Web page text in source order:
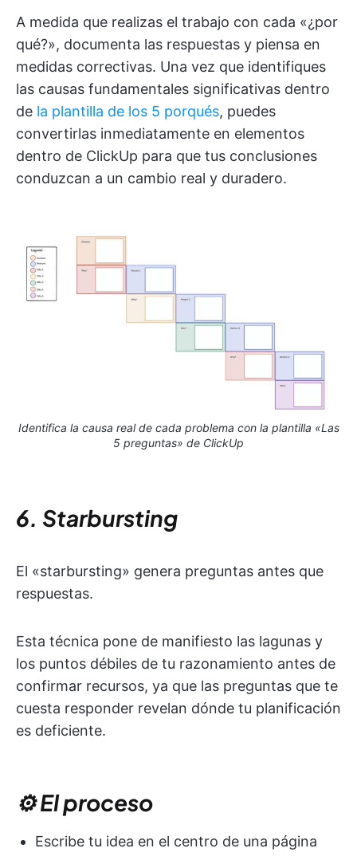
A medida que realizas el trabajo con cada «¿por
qué?», documenta las respuestas y piensa en
medidas correctivas. Una vez que identifiques
las causas fundamentales significativas dentro
de la plantilla de los 5 porqués, puedes
convertirlas inmediatamente en elementos
dentro de ClickUp para que tus conclusiones
conduzcan a un cambio real y duradero.
Identifica la causa real de cada problema con la plantilla «Las
5 preguntas» de ClickUp
6. Starbursting
El «starbursting» genera preguntas antes que
respuestas.
Esta técnica pone de manifiesto las lagunas y
los puntos débiles de tu razonamiento antes de
confirmar recursos, ya que las preguntas que te
cuesta responder revelan dónde tu planificación
es deficiente.
⚙️ El proceso
Escribe tu idea en el centro de una página